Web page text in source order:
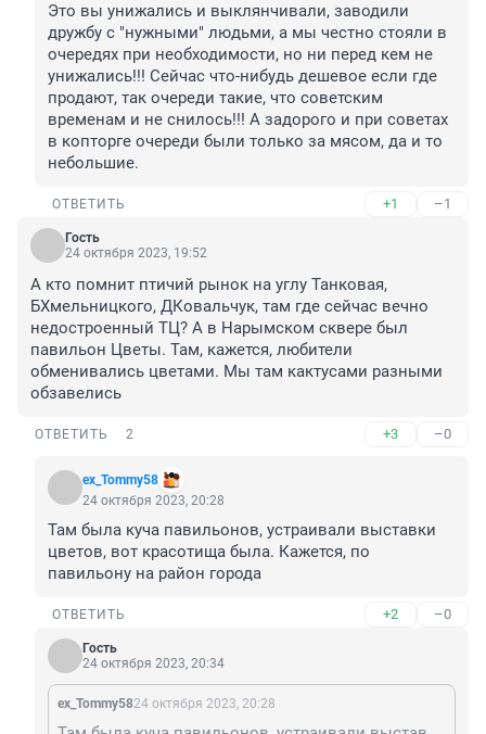
Это вы унижались и выклянчивали, заводили
дружбу с "нужными" людьми, а мы честно стояли в
очередях при необходимости, но ни перед кем не
унижались!!! Сейчас что-нибудь дешевое если где
продают, так очереди такие, что советским
временам и не снилось!!! А задорого и при советах
в копторге очереди были только за мясом, да и то
небольшие.
ОТВЕТИТЬ +1 –1
Гость
24 октября 2023, 19:52
А кто помнит птичий рынок на углу Танковая,
БХмельницкого, ДКовальчук, там где сейчас вечно
недостроенный ТЦ? А в Нарымском сквере был
павильон Цветы. Там, кажется, любители
обменивались цветами. Мы там кактусами разными
обзавелись
ОТВЕТИТЬ 2 +3 –0
ex_Tommy58
24 октября 2023, 20:28
Там была куча павильонов, устраивали выставки
цветов, вот красотища была. Кажется, по
павильону на район города
ОТВЕТИТЬ +2 –0
Гость
24 октября 2023, 20:34
ex_Tommy5824 октября 2023, 20:28